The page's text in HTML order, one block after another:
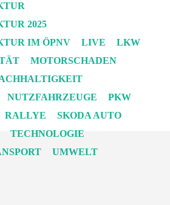
2025
IM ÖPNV
LIVE
LKW
MOTORSCHADEN
NUTZFAHRZEUGE
PKW
RALLYE
SKODA AUTO
TECHNOLOGIE
UMWELT